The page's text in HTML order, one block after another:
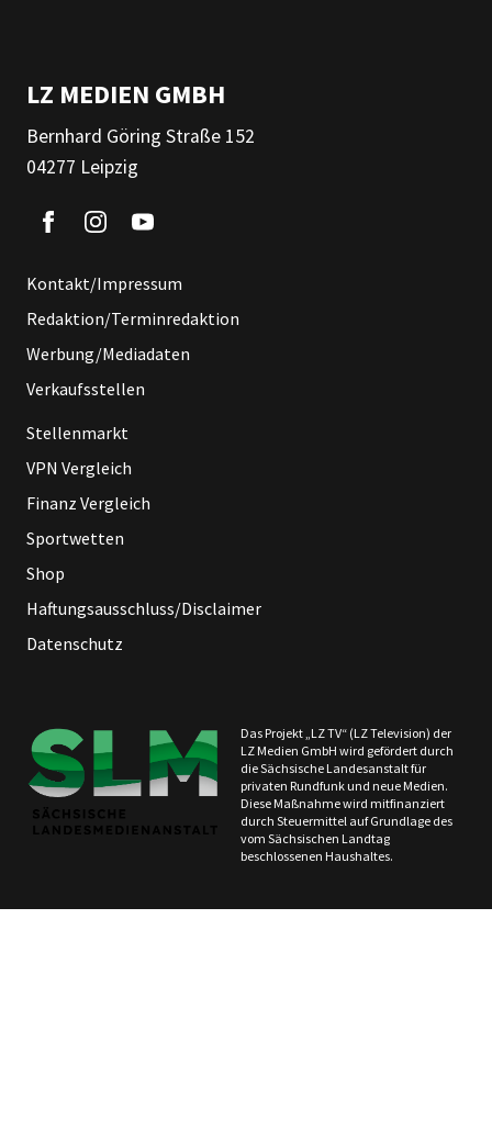
LZ MEDIEN GMBH
Bernhard Göring Straße 152
04277 Leipzig
Kontakt/Impressum
Redaktion/Terminredaktion
Werbung/Mediadaten
Verkaufsstellen
Stellenmarkt
VPN Vergleich
Finanz Vergleich
Sportwetten
Shop
Haftungsausschluss/Disclaimer
Datenschutz
Das Projekt „LZ TV“ (LZ Television) der
LZ Medien GmbH wird gefördert durch
die Sächsische Landesanstalt für
privaten Rundfunk und neue Medien.
Diese Maßnahme wird mitfinanziert
durch Steuermittel auf Grundlage des
vom Sächsischen Landtag
beschlossenen Haushaltes.